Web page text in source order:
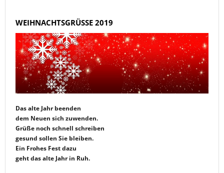
WEIHNACHTSGRÜSSE 2019
Das alte Jahr beenden
dem Neuen sich zuwenden.
Grüße noch schnell schreiben
gesund sollen Sie bleiben.
Ein Frohes Fest dazu
geht das alte Jahr in Ruh.